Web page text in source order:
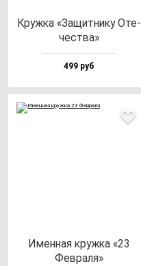
Круж­ка «Защит­ни­ку Оте­
чес­тва»
499 руб
Имен­ная круж­ка «23
Фев­ра­ля»